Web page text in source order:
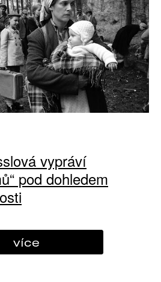
vypráví
pod dohledem
více